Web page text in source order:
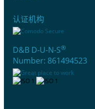
认证机构
D&B D-U-N-S®
Number: 861494523